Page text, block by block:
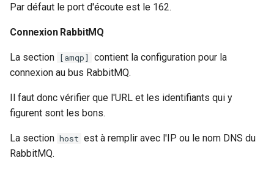
Par défaut le port d'écoute est le 162.
Connexion RabbitMQ
La section [amqp]
contient la configuration pour la
connexion au bus RabbitMQ.
Il faut donc vérifier que l'URL et les identifiants qui y
figurent sont les bons.
La section host est à remplir avec l'IP ou le nom DNS du
RabbitMQ.